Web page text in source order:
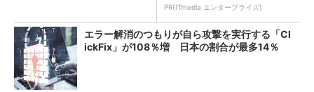
PR(ITmedia エンタープライズ)
エラー解消のつもりが自ら攻撃を実行する「Cl
ickFix」が108％増 日本の割合が最多14％